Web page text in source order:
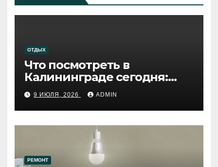
ОТДЫХ
Что посмотреть в
Калининграде сегодня:
путеводитель по самому
западному городу России
9 ИЮЛЯ, 2026 ADMIN
РЕМОНТ